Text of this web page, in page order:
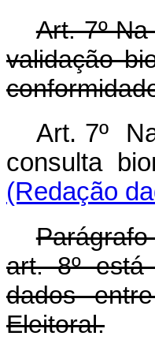
Art. 7º
validação
Art. 7º
consulta
(Redação
art. 8º está
dados
Eleitoral.